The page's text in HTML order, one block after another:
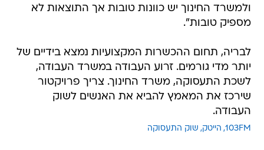
ולמשרד החינוך יש כוונות טובות אך התוצאות לא
מספיק טובות".
לבריה, תחום ההכשרות המקצועיות נמצא בידיים של
יותר מדי גורמים. זרוע העבודה במשרד העבודה,
לשכת התעסוקה, משרד החינוך. צריך פרויקטור
שירכז את המאמץ להביא את האנשים לשוק
העבודה.
103FM הייטק שוק התעסוקה